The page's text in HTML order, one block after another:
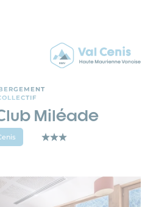
Miléade